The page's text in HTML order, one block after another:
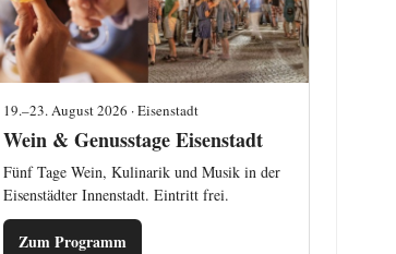
19.–23. August 2026 · Eisenstadt
Wein & Genusstage Eisenstadt
Fünf Tage Wein, Kulinarik und Musik in der
Eisenstädter Innenstadt. Eintritt frei.
Zum Programm